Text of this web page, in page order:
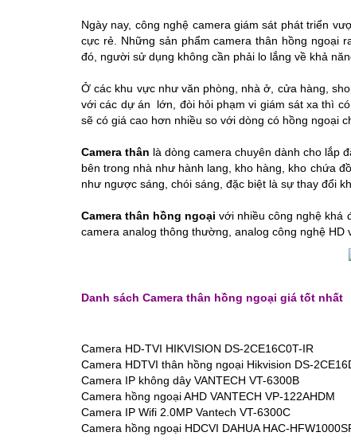
Ngày nay, công nghệ camera giám sát phát triển
cực rẻ. Những sản phẩm camera thân hồng ngoại
đó, người sử dụng không cần phải lo lắng về khả
Ở các khu vực như văn phòng, nhà ở, cửa hàng,
với các dự án lớn, đòi hỏi phạm vi giám sát xa thì
sẽ có giá cao hơn nhiều so với dòng có hồng ngoại
Camera thân là dòng camera chuyên dành cho lắp
bên trong nhà như hành lang, kho hàng, kho chứa
như ngược sáng, chói sáng, đặc biệt là sự thay đổi
Camera thân hồng ngoại với nhiều công nghệ khá
camera analog thông thường, analog công nghệ HD
Danh sách Camera thân hồng ngoại giá tốt nhất
Camera HD-TVI HIKVISION DS-2CE16C0T-IR
Camera HDTVI thân hồng ngoại Hikvision DS-
Camera IP không dây VANTECH VT-6300B
Camera hồng ngoại AHD VANTECH VP-122AHDM
Camera IP Wifi 2.0MP Vantech VT-6300C
Camera hồng ngoại HDCVI DAHUA HAC-